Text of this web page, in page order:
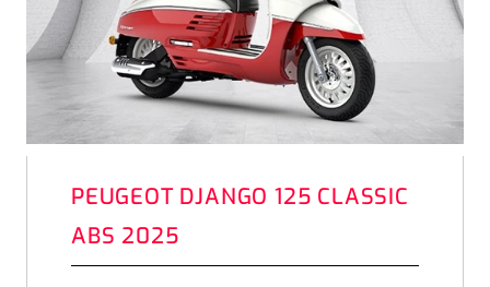
PEUGEOT DJANGO 125 CLASSIC
ABS 2025